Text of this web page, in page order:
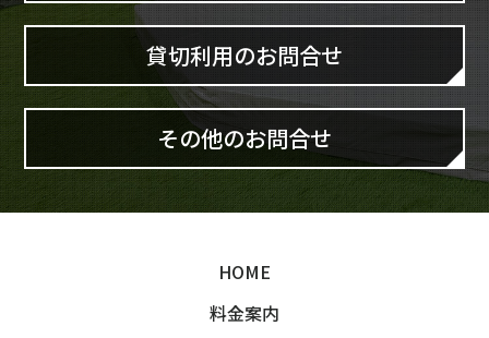
貸切利用のお問合せ
その他のお問合せ
HOME
料金案内